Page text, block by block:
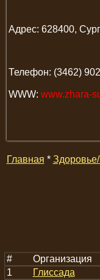
Адрес: 628400,
Телефон: (3462)
WWW: www.zhara-
Главная *
# Организация
1
Глиссада